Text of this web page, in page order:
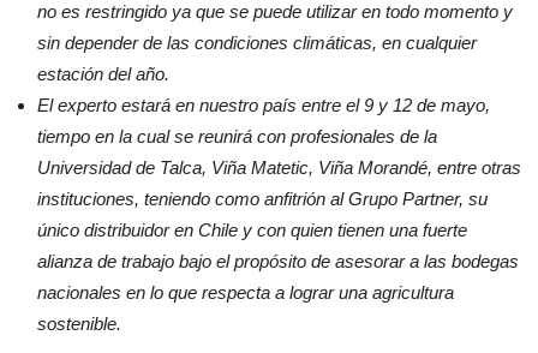
no es restringido ya que se puede utilizar en todo momento y
sin depender de las condiciones climáticas, en cualquier
estación del año.
El experto estará en nuestro país entre el 9 y 12 de mayo,
tiempo en la cual se reunirá con profesionales de la
Universidad de Talca, Viña Matetic, Viña Morandé, entre otras
instituciones, teniendo como anfitrión al Grupo Partner, su
único distribuidor en Chile y con quien tienen una fuerte
alianza de trabajo bajo el propósito de asesorar a las bodegas
nacionales en lo que respecta a lograr una agricultura
sostenible.